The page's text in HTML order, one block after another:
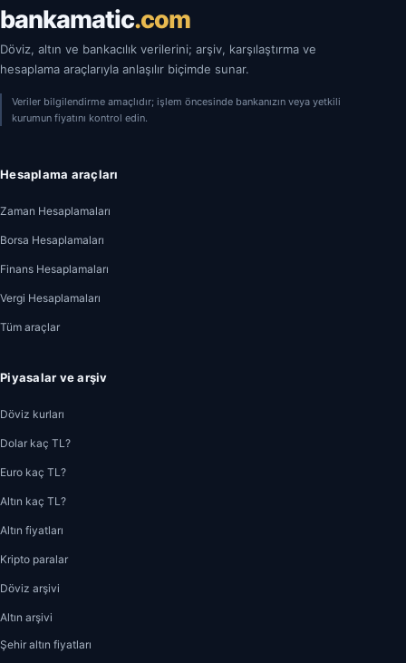
bankamatic.com
Döviz, altın ve bankacılık verilerini; arşiv, karşılaştırma ve
hesaplama araçlarıyla anlaşılır biçimde sunar.
Veriler bilgilendirme amaçlıdır; işlem öncesinde bankanızın veya yetkili
kurumun fiyatını kontrol edin.
Hesaplama araçları
Zaman Hesaplamaları
Borsa Hesaplamaları
Finans Hesaplamaları
Vergi Hesaplamaları
Tüm araçlar
Piyasalar ve arşiv
Döviz kurları
Dolar kaç TL?
Euro kaç TL?
Altın kaç TL?
Altın fiyatları
Kripto paralar
Döviz arşivi
Altın arşivi
Şehir altın fiyatları